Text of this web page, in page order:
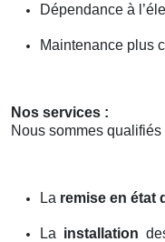
Dépendance à
Maintenance plus
Nos services :
Nous sommes qualifiés
La remise en état
La installation